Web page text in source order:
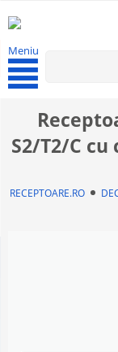
Meniu
S2/T2/C
RECEPTOARE.RO